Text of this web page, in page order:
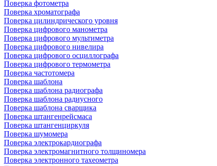
Поверка фотометра
Поверка хроматографа
Поверка цилиндрического уровня
Поверка цифрового манометра
Поверка цифрового мультиметра
Поверка цифрового нивелира
Поверка цифрового осциллографа
Поверка цифрового термометра
Поверка частотомера
Поверка шаблона
Поверка шаблона радиографа
Поверка шаблона радиусного
Поверка шаблона сварщика
Поверка штангенрейсмаса
Поверка штангенциркуля
Поверка шумомера
Поверка электрокардиографа
Поверка электромагнитного толщиномера
Поверка электронного тахеометра